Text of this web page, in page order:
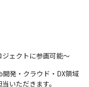
ェクトに参画可能～
発・クラウド・DX領域
いただきます。